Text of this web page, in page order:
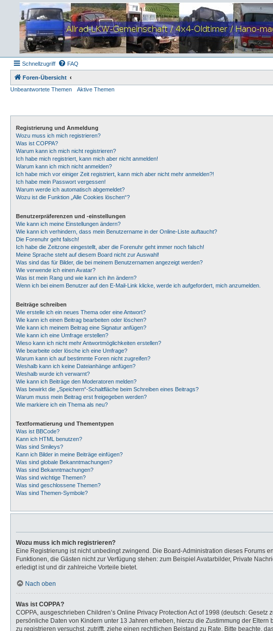
Schnellzugriff FAQ
Foren-Übersicht
Unbeantwortete Themen
Aktive Themen
Registrierung und Anmeldung
Wozu muss ich mich registrieren?
Was ist COPPA?
Warum kann ich mich nicht registrieren?
Ich habe mich registriert, kann mich aber nicht anmelden!
Warum kann ich mich nicht anmelden?
Ich habe mich vor einiger Zeit registriert, kann mich aber nicht mehr anmelden?!
Ich habe mein Passwort vergessen!
Warum werde ich automatisch abgemeldet?
Wozu ist die Funktion „Alle Cookies löschen“?
Benutzerpräferenzen und -einstellungen
Wie kann ich meine Einstellungen ändern?
Wie kann ich verhindern, dass mein Benutzername in der Online-Liste auftaucht?
Die Forenuhr geht falsch!
Ich habe die Zeitzone eingestellt, aber die Forenuhr geht immer noch falsch!
Meine Sprache steht auf diesem Board nicht zur Auswahl!
Was sind das für Bilder, die bei meinem Benutzernamen angezeigt werden?
Wie verwende ich einen Avatar?
Was ist mein Rang und wie kann ich ihn ändern?
Wenn ich bei einem Benutzer auf den E-Mail-Link klicke, werde ich aufgefordert, mich anzumelden.
Beiträge schreiben
Wie erstelle ich ein neues Thema oder eine Antwort?
Wie kann ich einen Beitrag bearbeiten oder löschen?
Wie kann ich meinem Beitrag eine Signatur anfügen?
Wie kann ich eine Umfrage erstellen?
Wieso kann ich nicht mehr Antwortmöglichkeiten erstellen?
Wie bearbeite oder lösche ich eine Umfrage?
Warum kann ich auf bestimmte Foren nicht zugreifen?
Weshalb kann ich keine Dateianhänge anfügen?
Weshalb wurde ich verwarnt?
Wie kann ich Beiträge den Moderatoren melden?
Was bewirkt die „Speichern“-Schaltfläche beim Schreiben eines Beitrags?
Warum muss mein Beitrag erst freigegeben werden?
Wie markiere ich ein Thema als neu?
Textformatierung und Thementypen
Was ist BBCode?
Kann ich HTML benutzen?
Was sind Smileys?
Kann ich Bilder in meine Beiträge einfügen?
Was sind globale Bekanntmachungen?
Was sind Bekanntmachungen?
Was sind wichtige Themen?
Was sind geschlossene Themen?
Was sind Themen-Symbole?
Wozu muss ich mich registrieren?
Eine Registrierung ist nicht unbedingt zwingend. Die Board-Administration dieses Forums
Funktionen, die Gästen nicht zur Verfügung stehen: zum Beispiel Avatarbilder, Private
erledigt ist und dir zahlreiche Vorteile bietet.
Nach oben
Was ist COPPA?
COPPA, ausgeschrieben Children’s Online Privacy Protection Act of 1998 (deutsch:
persönliche Daten von Kindern unter 13 Jahren erheben, hierzu die Zustimmung der
zu registrieren versuchst, zutrifft, ziehe einen rechtlichen Beistand zu Rate. Bitte beachte,